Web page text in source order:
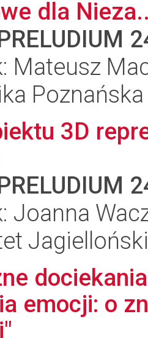
dla
Mateusz
Poznańska
3D
Joanna
Jagielloński
emocji: o